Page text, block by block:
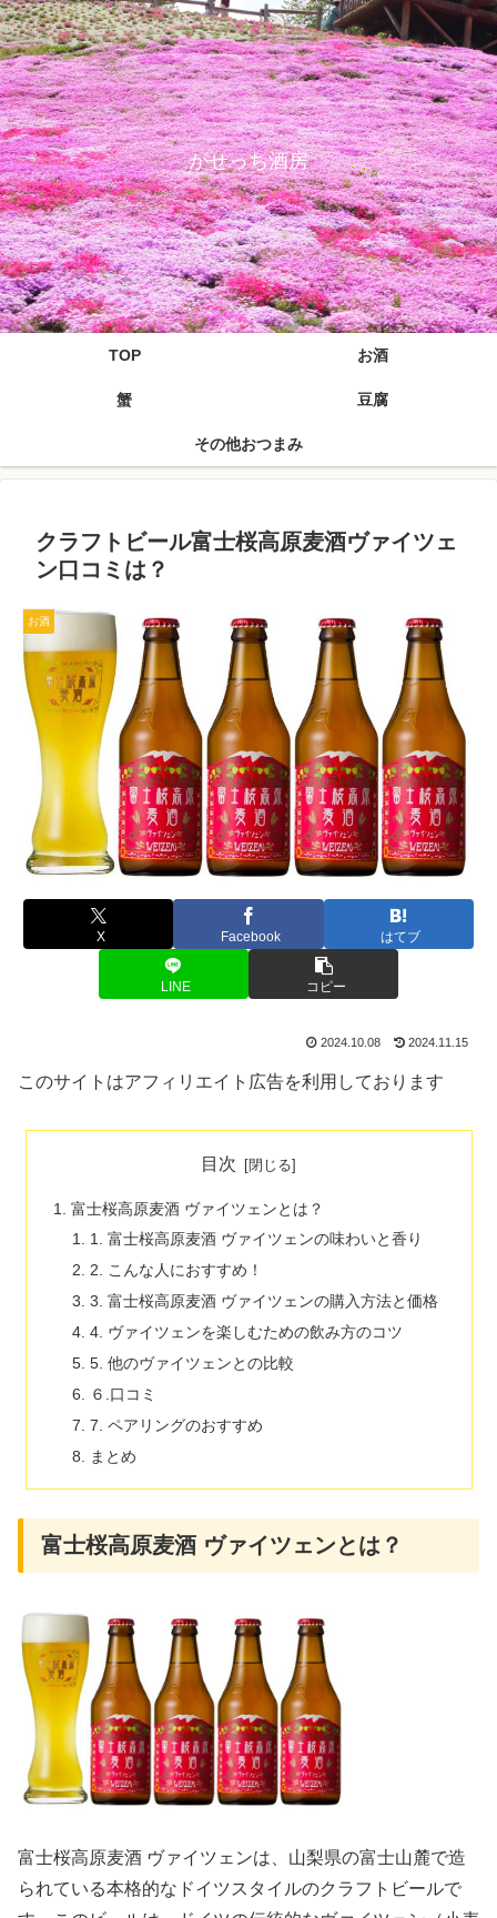
がせっち酒房
TOP お酒
蟹 豆腐
その他おつまみ
クラフトビール富士桜高原麦酒ヴァイツェ
ン口コミは？
お酒
X Facebook はてブ
LINE コピー
2024.10.08 2024.11.15
このサイトはアフィリエイト広告を利用しております
目次
富士桜高原麦酒 ヴァイツェンとは？
1. 富士桜高原麦酒 ヴァイツェンの味わいと香り
2. こんな人におすすめ！
3. 富士桜高原麦酒 ヴァイツェンの購入方法と価格
4. ヴァイツェンを楽しむための飲み方のコツ
5. 他のヴァイツェンとの比較
６.口コミ
7. ペアリングのおすすめ
まとめ
富士桜高原麦酒 ヴァイツェンとは？
富士桜高原麦酒 ヴァイツェンは、山梨県の富士山麓で造
られている本格的なドイツスタイルのクラフトビールで